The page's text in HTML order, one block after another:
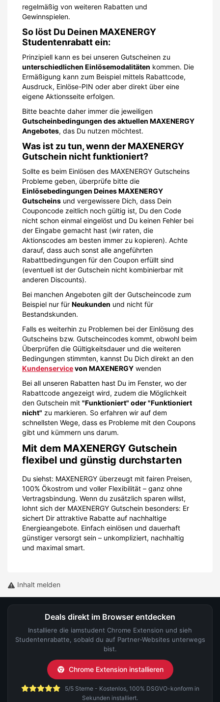
regelmäßig von weiteren Rabatten und
Gewinnspielen.
So löst Du Deinen MAXENERGY
Studentenrabatt ein:
Prinzipiell kann es bei unseren Gutscheinen zu
unterschiedlichen Einlösemodalitäten kommen. Die
Ermäßigung kann zum Beispiel mittels Rabattcode,
Ausdruck, Einlöse-PIN oder aber direkt über eine
eigene Aktionsseite erfolgen.
Bitte beachte daher immer die jeweiligen
Gutscheinbedingungen des aktuellen MAXENERGY
Angebotes, das Du nutzen möchtest.
Was ist zu tun, wenn der MAXENERGY
Gutschein nicht funktioniert?
Sollte es beim Einlösen des MAXENERGY Gutscheins
Probleme geben, überprüfe bitte die
Einlösebedingungen Deines MAXENERGY
Gutscheins und vergewissere Dich, dass Dein
Couponcode zeitlich noch gültig ist, Du den Code
nicht schon einmal eingelöst und Du keinen Fehler bei
der Eingabe gemacht hast (wir raten, die
Aktionscodes am besten immer zu kopieren). Achte
darauf, dass auch sonst alle angeführten
Rabattbedingungen für den Coupon erfüllt sind
(eventuell ist der Gutschein nicht kombinierbar mit
anderen Discounts).
Bei manchen Angeboten gilt der Gutscheincode zum
Beispiel nur für Neukunden und nicht für
Bestandskunden.
Falls es weiterhin zu Problemen bei der Einlösung des
Gutscheins bzw. Gutscheincodes kommt, obwohl beim
Überprüfen die Gültigkeitsdauer und die weiteren
Bedingungen stimmten, kannst Du Dich direkt an den
Kundenservicevon MAXENERGY wenden
Bei all unseren Rabatten hast Du im Fenster, wo der
Rabattcode angezeigt wird, zudem die Möglichkeit
den Gutschein mit "Funktioniert" oder "Funktioniert
nicht" zu markieren. So erfahren wir auf dem
schnellsten Wege, dass es Probleme mit den Coupons
gibt und kümmern uns darum.
Mit dem MAXENERGY Gutschein
flexibel und günstig durchstarten
Du siehst: MAXENERGY überzeugt mit fairen Preisen,
100% Ökostrom und voller Flexibilität – ganz ohne
Vertragsbindung. Wenn du zusätzlich sparen willst,
lohnt sich der MAXENERGY Gutschein besonders: Er
sichert Dir attraktive Rabatte auf nachhaltige
Energieangebote. Einfach einlösen und dauerhaft
günstiger versorgt sein – unkompliziert, nachhaltig
und maximal smart.
Inhalt melden
Deals direkt im Browser entdecken
Installiere die iamstudent Chrome Extension und sieh
Studentenrabatte, sobald du auf Partner-Websites unterwegs
bist.
Chrome Extension installieren
5/5 Sterne - Kostenlos, 100% DSGVO-konform in
Sekunden installiert.